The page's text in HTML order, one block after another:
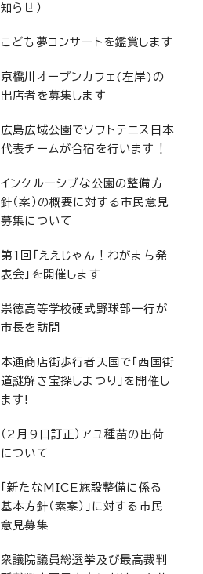
知らせ）
こども夢コンサートを鑑賞します
京橋川オープンカフェ(左岸)の
出店者を募集します
広島広域公園でソフトテニス日本
代表チームが合宿を行います！
インクルーシブな公園の整備方
針（案）の概要に対する市民意見
募集について
第1回「ええじゃん！わがまち発
表会」を開催します
崇徳高等学校硬式野球部一行が
市長を訪問
本通商店街歩行者天国で「西国街
道謎解き宝探しまつり」を開催し
ます!
（2月9日訂正）アユ種苗の出荷
について
「新たなMICE施設整備に係る
基本方針（素案）」に対する市民
意見募集
衆議院議員総選挙及び最高裁判